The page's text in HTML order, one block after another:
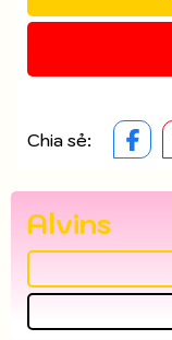
Chia sẻ:
Alvins